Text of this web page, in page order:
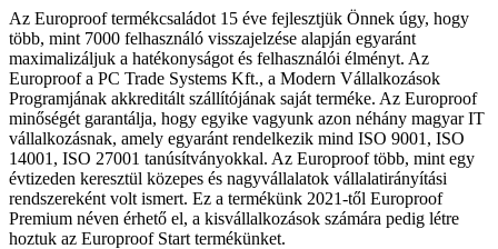
Az Europroof termékcsaládot 15 éve fejlesztjük Önnek úgy, hogy
több, mint 7000 felhasználó visszajelzése alapján egyaránt
maximalizáljuk a hatékonyságot és felhasználói élményt. Az
Europroof a PC Trade Systems Kft., a Modern Vállalkozások
Programjának akkreditált szállítójának saját terméke. Az Europroof
minőségét garantálja, hogy egyike vagyunk azon néhány magyar IT
vállalkozásnak, amely egyaránt rendelkezik mind ISO 9001, ISO
14001, ISO 27001 tanúsítványokkal. Az Europroof több, mint egy
évtizeden keresztül közepes és nagyvállalatok vállalatirányítási
rendszereként volt ismert. Ez a termékünk 2021-től Europroof
Premium néven érhető el, a kisvállalkozások számára pedig létre
hoztuk az Europroof Start termékünket.